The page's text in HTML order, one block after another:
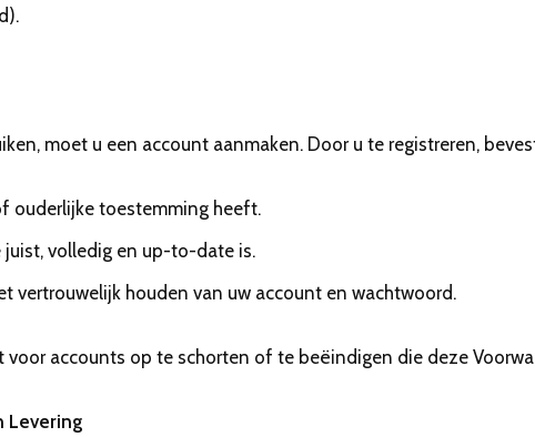
moet u een account aanmaken. Door u te registreren,
ouderlijke toestemming heeft.
volledig en up-to-date is.
vertrouwelijk houden van uw account en wachtwoord.
voor accounts op te schorten of te beëindigen die deze
Levering